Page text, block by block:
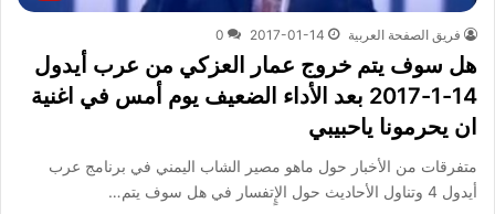
فريق الصفحة العربية 2017-01-14
0
هل سوف يتم خروج عمار العزكي من عرب أيدول
14-1-2017 بعد الأداء الضعيف يوم أمس في اغنية
ان يحرمونا ياحبيبي
متفرقات من الأخبار حول ماهو مصير الشاب اليمني في برنامج عرب
أيدول 4 وتناول الأحاديث حول الإٍتفسار في هل سوف يتم…